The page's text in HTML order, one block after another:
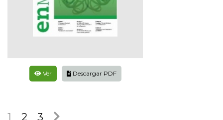
Ver Descargar PDF
1 2 3